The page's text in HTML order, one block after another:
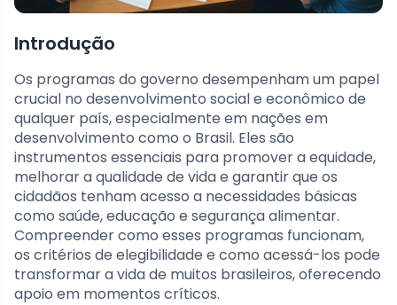
Introdução
Os programas do governo desempenham um papel
crucial no desenvolvimento social e econômico de
qualquer país, especialmente em nações em
desenvolvimento como o Brasil. Eles são
instrumentos essenciais para promover a equidade,
melhorar a qualidade de vida e garantir que os
cidadãos tenham acesso a necessidades básicas
como saúde, educação e segurança alimentar.
Compreender como esses programas funcionam,
os critérios de elegibilidade e como acessá-los pode
transformar a vida de muitos brasileiros, oferecendo
apoio em momentos críticos.